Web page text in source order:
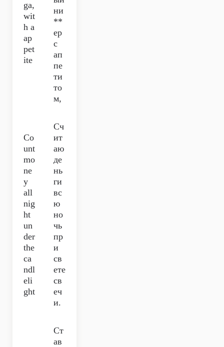
ga,
wit
h a
ap
pet
ite
ни
**
ер
с
ап
пе
ти
то
м,
Co
unt
mo
nе
y
all
nig
ht
un
der
the
ca
ndl
eli
ght
Сч
ит
аю
де
нь
ги
вс
ю
но
чь
пр
и
св
ете
св
еч
и.
Ст
ав